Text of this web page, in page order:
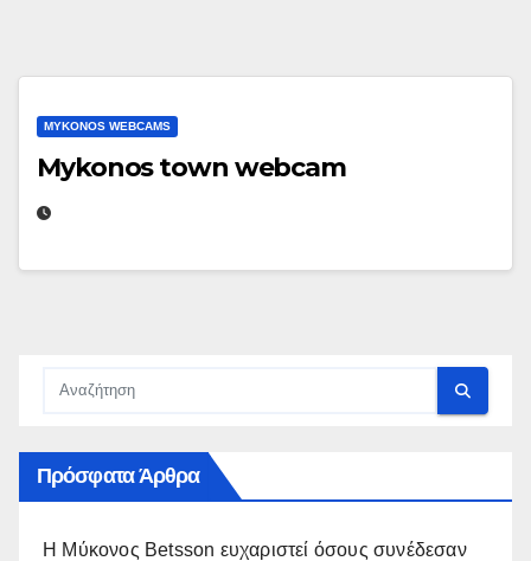
MYKONOS WEBCAMS
Mykonos town webcam
Πρόσφατα Άρθρα
Η Μύκονος Betsson ευχαριστεί όσους συνέδεσαν